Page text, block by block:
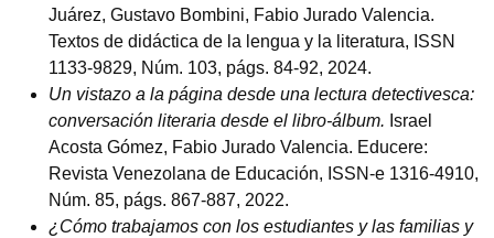
Juárez, Gustavo Bombini, Fabio Jurado Valencia.
Textos de didáctica de la lengua y la literatura, ISSN
1133-9829, Núm. 103, págs. 84-92, 2024.
Un vistazo a la página desde una lectura detectivesca:
conversación literaria desde el libro-álbum. Israel
Acosta Gómez, Fabio Jurado Valencia. Educere:
Revista Venezolana de Educación, ISSN-e 1316-4910,
Núm. 85, págs. 867-887, 2022.
¿Cómo trabajamos con los estudiantes y las familias y